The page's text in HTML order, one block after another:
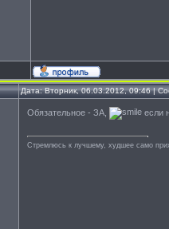
Дата: Вторник, 06.03.2012, 09:46 |
Обязательное - ЗА, если
Стремлюсь к лучшему, худшее само